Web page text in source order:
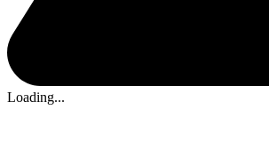
Loading...